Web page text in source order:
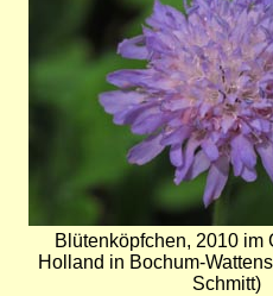
Blütenköpfchen, 2010 im
Holland in Bochum-
Schmitt)